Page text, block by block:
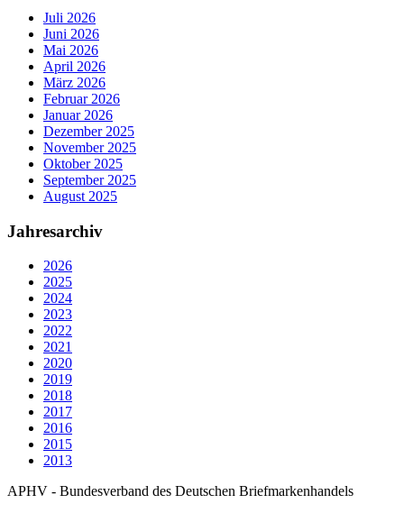
Juli 2026
Juni 2026
Mai 2026
April 2026
März 2026
Februar 2026
Januar 2026
Dezember 2025
November 2025
Oktober 2025
September 2025
August 2025
Jahresarchiv
2026
2025
2024
2023
2022
2021
2020
2019
2018
2017
2016
2015
2013
APHV - Bundesverband des Deutschen Briefmarkenhandels